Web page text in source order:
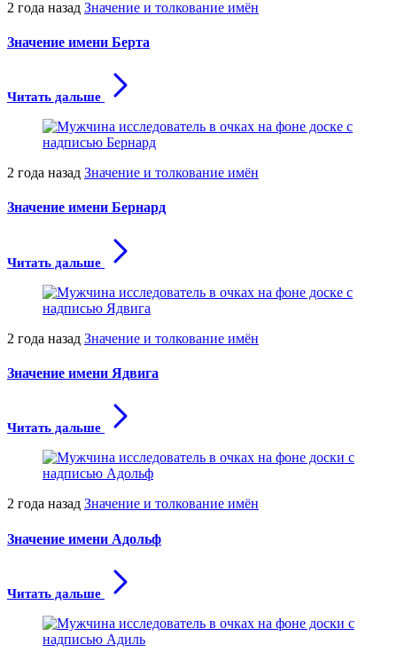
2 года назад Значение и толкование имён
Значение имени Берта
Читать дальше
2 года назад Значение и толкование имён
Значение имени Бернард
Читать дальше
2 года назад Значение и толкование имён
Значение имени Ядвига
Читать дальше
2 года назад Значение и толкование имён
Значение имени Адольф
Читать дальше